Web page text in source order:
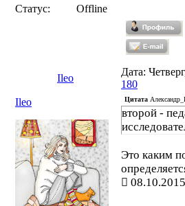
Статус:
Offline
Ileo
Дата:
180
Ileo
Цитата
второй -
Это каким
08.10.2015